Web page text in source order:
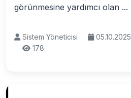
görünmesine yardımcı olan ...
Sistem Yöneticisi
05.10.2025
178